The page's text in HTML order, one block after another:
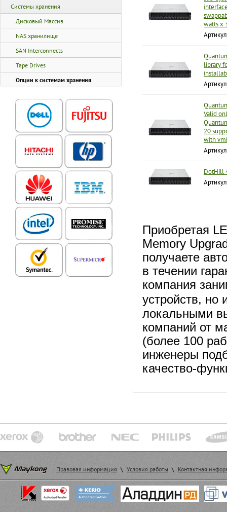
Системы хранения
Дисковый Массив
NAS хранилище
SAN Interconnects
Tape Drives
Опции к системам хранения
watts x
library
Valid
20
with
DotHill
Приобретая
Memory
получаете
в течении
компания
устройств, но
локальными
компаний от
(более 100
инженеры
качество-
Правовая информация \ Условия работы \ Контактная